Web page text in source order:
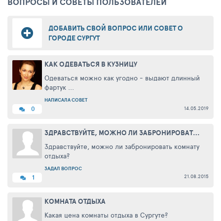
ДОБАВИТЬ СВОЙ ВОПРОС ИЛИ СОВЕТ О
ГОРОДЕ СУРГУТ
14.05.2019
КАК ОДЕВАТЬСЯ В КУЗНИЦУ
Одеваться можно как угодно - выдают длинный
фартук ...
НАПИСАЛА СОВЕТ
0
21.08.2015
ЗДРАВСТВУЙТЕ, МОЖНО ЛИ ЗАБРОНИРОВАТЬ КОМНАТУ ОТДЫХА?
Здравствуйте, можно ли забронировать комнату
отдыха?
ЗАДАЛ ВОПРОС
1
КОМНАТА ОТДЫХА
Какая цена комнаты отдыха в Сургуте?